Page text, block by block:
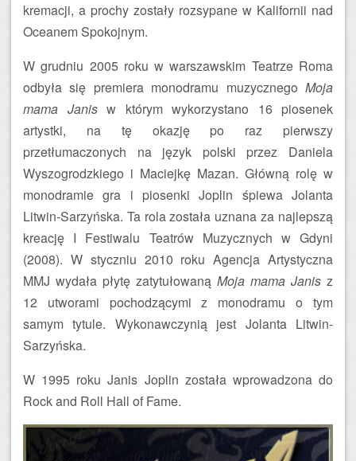
kremacji, a prochy zostały rozsypane w Kalifornii nad
Oceanem Spokojnym.
W grudniu 2005 roku w warszawskim Teatrze Roma
odbyła się premiera monodramu muzycznego Moja
mama Janisw którym wykorzystano 16 piosenek
artystki, na tę okazję po raz pierwszy
przetłumaczonych na język polski przez Daniela
Wyszogrodzkiego i Maciejkę Mazan. Główną rolę w
monodramie gra i piosenki Joplin śpiewa Jolanta
Litwin-Sarzyńska. Ta rola została uznana za najlepszą
kreację I Festiwalu Teatrów Muzycznych w Gdyni
(2008). W styczniu 2010 roku Agencja Artystyczna
MMJ wydała płytę zatytułowaną Moja mama Janis z
12 utworami pochodzącymi z monodramu o tym
samym tytule. Wykonawczynią jest Jolanta Litwin-
Sarzyńska.
W 1995 roku Janis Joplin została wprowadzona do
Rock and Roll Hall of Fame.